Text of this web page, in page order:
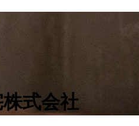
式会社